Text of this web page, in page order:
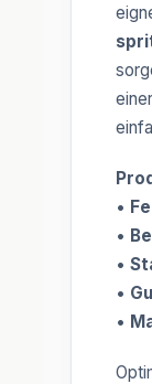
einer
•
•
•
•
•